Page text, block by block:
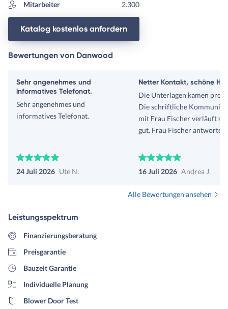
Mitarbeiter
2.300
Katalog kostenlos anfordern
Bewertungen von Danwood
Sehr angenehmes und
informatives Telefonat.
Sehr angenehmes und
informatives Telefonat.
24 Juli 2026 Ute N.
Netter Kontakt, schöne
Die Unterlagen kamen
Die schriftliche
mit Frau Fischer verläuft
gut. Frau Fischer antwortet
16 Juli 2026 Andrea J.
Alle Bewertungen ansehen
Leistungsspektrum
Finanzierungsberatung
Preisgarantie
Bauzeit Garantie
Individuelle Planung
Blower Door Test